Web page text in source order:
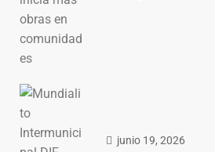
junio 19, 2026